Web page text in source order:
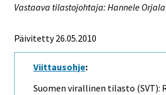
Vastaava tilastojohtaja: Hannele Orjala
Päivitetty 26.05.2010
Viittausohje:
Suomen virallinen tilasto (SVT):